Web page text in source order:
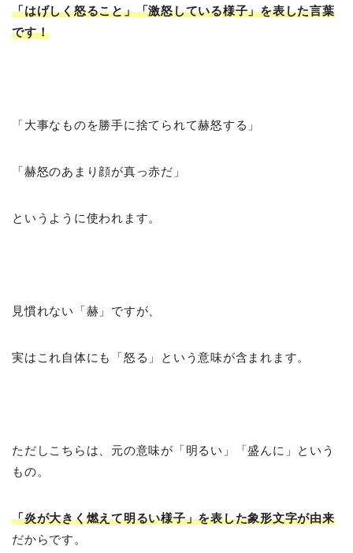
「はげしく怒ること」「激怒している様子」を表した言葉
です！
「大事なものを勝手に捨てられて赫怒する」
「赫怒のあまり顔が真っ赤だ」
というように使われます。
見慣れない「赫」ですが、
実はこれ自体にも「怒る」という意味が含まれます。
ただしこちらは、元の意味が「明るい」「盛んに」という
もの。
「炎が大きく燃えて明るい様子」を表した象形文字が由来
だからです。